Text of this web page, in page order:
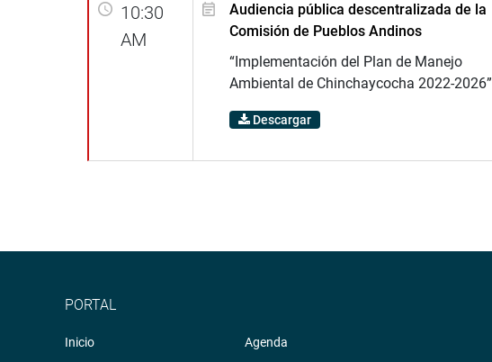
10:30
AM
Audiencia pública descentralizada de la
Comisión de Pueblos Andinos
“Implementación del Plan de Manejo
Ambiental de Chinchaycocha 2022-2026”
Descargar
PORTAL
Inicio
Agenda